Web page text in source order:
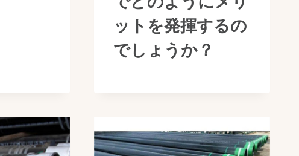
ットを発揮するの
でしょうか？